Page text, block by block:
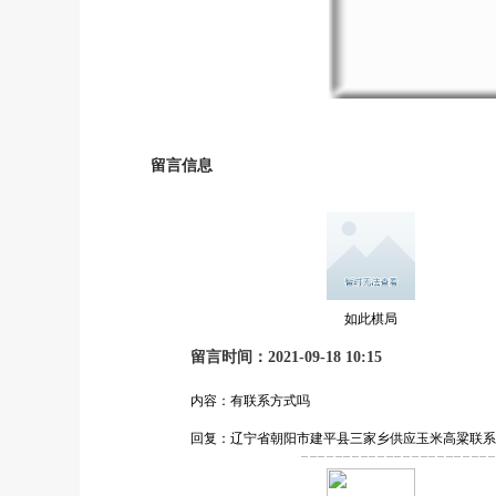
留言信息
如此棋局
留言时间：2021-09-18 10:15
内容：有联系方式吗
回复：辽宁省朝阳市建平县三家乡供应玉米高粱联